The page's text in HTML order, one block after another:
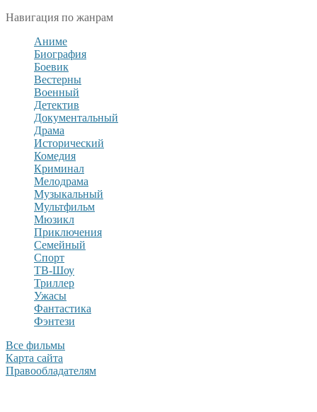
Навигация по жанрам
Аниме
Биография
Боевик
Вестерны
Военный
Детектив
Документальный
Драма
Исторический
Комедия
Криминал
Мелодрама
Музыкальный
Мультфильм
Мюзикл
Приключения
Семейный
Спорт
ТВ-Шоу
Триллер
Ужасы
Фантастика
Фэнтези
Все фильмы
Карта сайта
Правообладателям